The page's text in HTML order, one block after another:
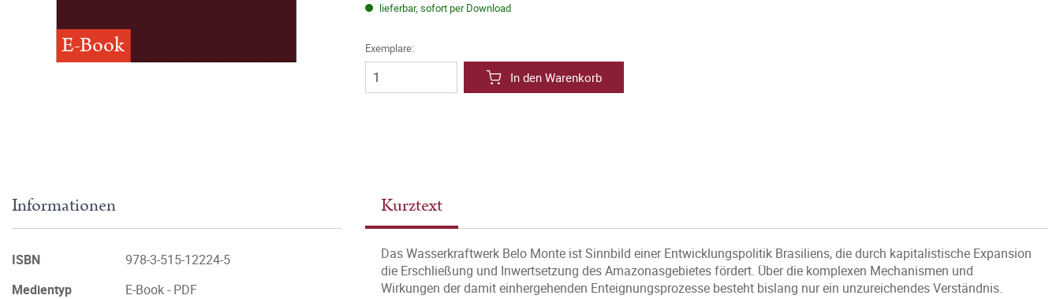
E-Book
lieferbar, sofort per Download
Exemplare:
In den Warenkorb
Kurztext
Das Wasserkraftwerk Belo Monte ist Sinnbild einer Entwicklungspolitik Brasiliens, die durch kapitalistische Expansion
die Erschließung und Inwertsetzung des Amazonasgebietes fördert. Über die komplexen Mechanismen und
Wirkungen der damit einhergehenden Enteignungsprozesse besteht bislang nur ein unzureichendes Verständnis.
Informationen
ISBN
978-3-515-12224-5
Medientyp
E-Book - PDF